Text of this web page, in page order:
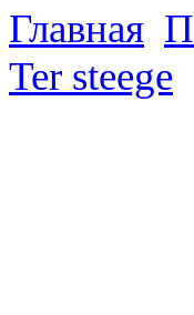
Главная
Ter steege